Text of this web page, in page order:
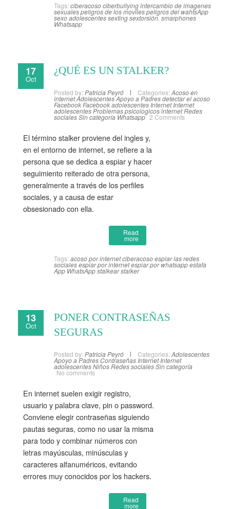
Tags: ciberacosociberbullyingintercambio de imagenes
sexualespeligros de los movilespeligros del wahtsApp
sexo adolescentessextingsextorsión. smarphones
Whatsapp
17
Oct
¿QUÉ ES UN STALKER?
Posted by: Patricia Peyró Categories: Acoso en
internetAdolescentesApoyo a Padresdetectar el acoso
FacebookFacebook adolescentes Internet Internet
adolescentesProblemas psicologicos internetRedes
socialesSin categoría Whatsapp 2 Comments
El término stalker proviene del ingles y,
en el entorno de internet, se refiere a la
persona que se dedica a espiar y hacer
seguimiento reiterado de otra persona,
generalmente a través de los perfiles
sociales, y a causa de estar
obsesionado con ella.
Read
more
Tags: acoso por internetciberacosoespiar las redes
socialesespiar por internetespiar por whatsappestafa
App WhatsAppstalkearstalker
13
Oct
PONER CONTRASEÑAS
SEGURAS
Posted by: Patricia Peyró Categories: Adolescentes
Apoyo a PadresContraseñas Internet Internet
adolescentesNiñosRedes socialesSin categoría
No comments
En internet suelen exigir registro,
usuario y palabra clave, pin o password.
Conviene elegir contraseñas siguiendo
pautas seguras, como no usar la misma
para todo y combinar números con
letras mayúsculas, minúsculas y
caracteres alfanuméricos, evitando
errores muy conocidos por los hackers.
Read
more